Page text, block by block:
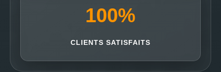
100%
CLIENTS SATISFAITS